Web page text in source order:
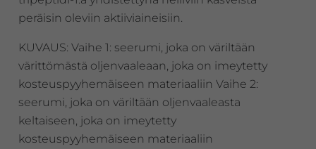
peräisin oleviin aktiiviaineisiin.
KUVAUS: Vaihe 1: seerumi, joka on väriltään
värittömästä oljenvaaleaan, joka on imeytetty
kosteuspyyhemäiseen materiaaliin Vaihe 2:
seerumi, joka on väriltään oljenvaaleasta
keltaiseen, joka on imeytetty
kosteuspyyhemäiseen materiaaliin